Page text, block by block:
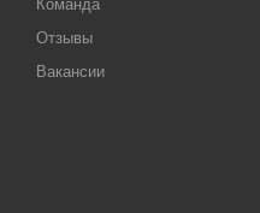
Команда
Отзывы
Вакансии